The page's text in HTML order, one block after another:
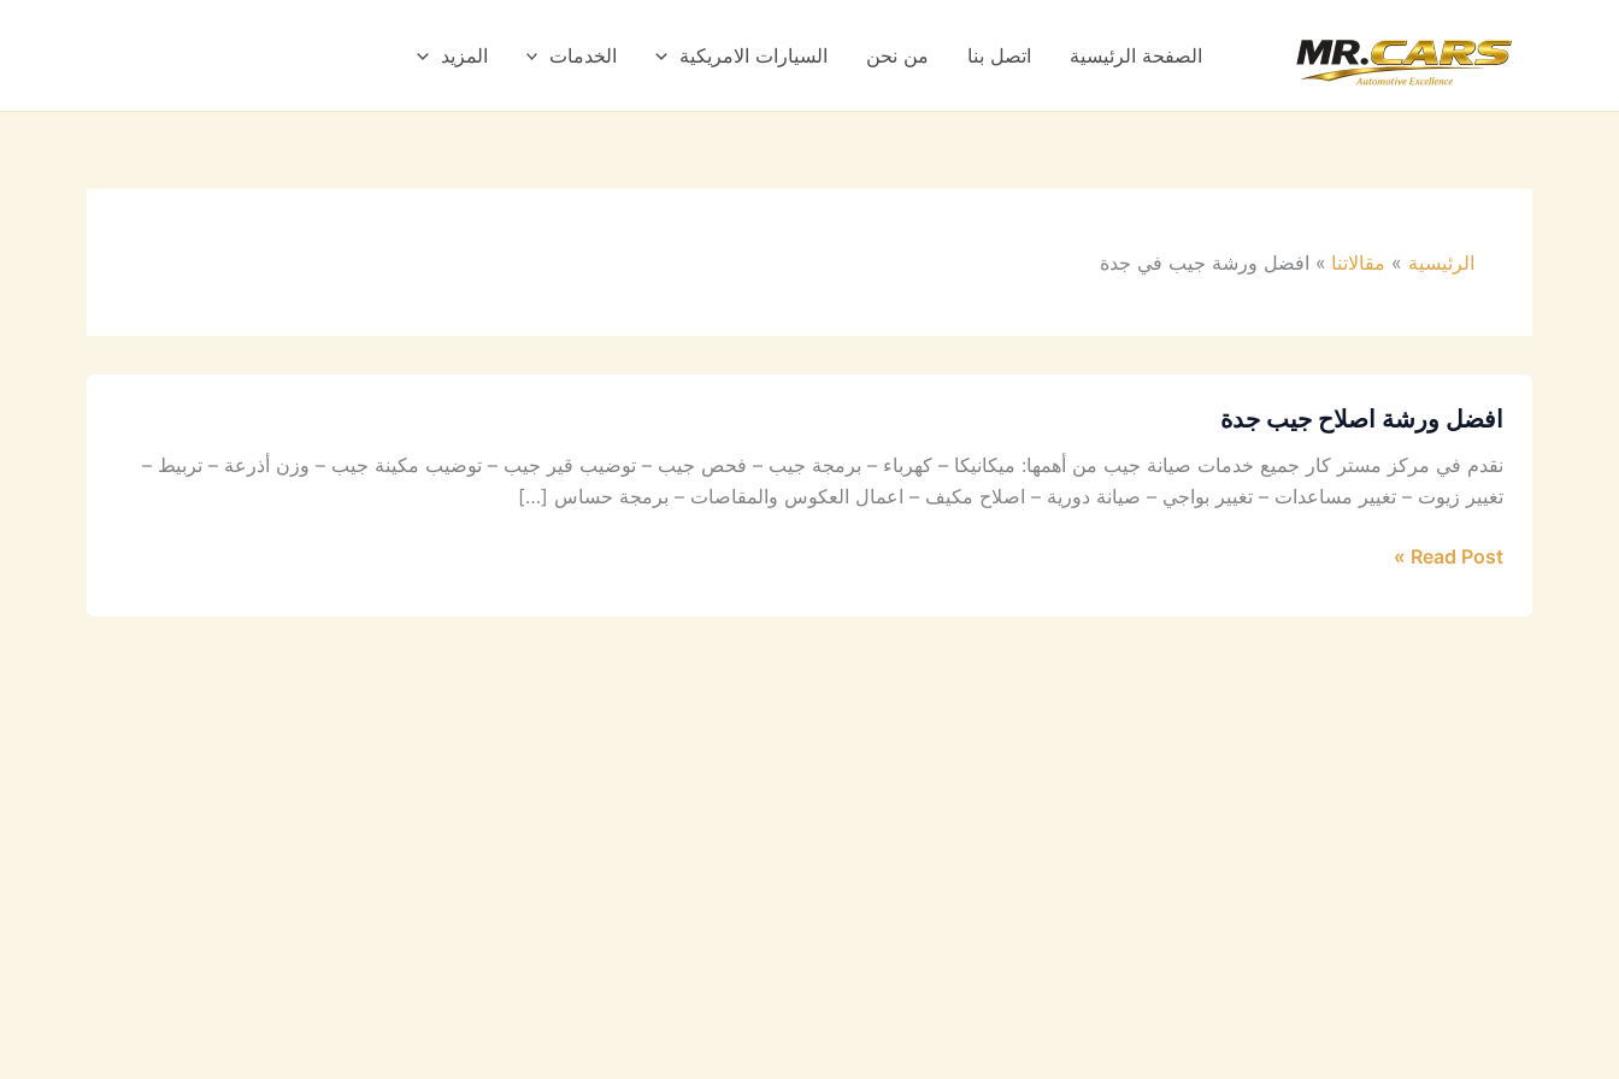
الصفحة الرئيسية اتصل بنا من نحن السيارات الامريكية الخدمات المزيد
الرئيسية مقالاتنا افضل ورشة جيب في جدة
افضل ورشة اصلاح جيب جدة
نقدم في مركز مستر كار جميع خدمات صيانة جيب من أهمها: ميكانيكا – كهرباء – برمجة جيب – فحص جيب – توضيب قير جيب – توضيب مكينة جيب – وزن أذرعة – تربيط –
تغيير زيوت – تغيير مساعدات – تغيير بواجي – صيانة دورية – اصلاح مكيف – اعمال العكوس والمقاصات – برمجة حساس […]
Read Post »